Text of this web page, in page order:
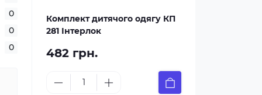
0
0
0
Комплект дитячого одягу КП
281 Інтерлок
482 грн.